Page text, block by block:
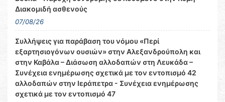
Διακομιδή ασθενούς
07/08/26
Συλλήψεις για παράβαση του νόμου «Περί
εξαρτησιογόνων ουσιών» στην Αλεξανδρούπολη και
στην Καβάλα – Διάσωση αλλοδαπών στη Λευκάδα –
Συνέχεια ενημέρωσης σχετικά με τον εντοπισμό 42
αλλοδαπών στην Ιεράπετρα - Συνέχεια ενημέρωσης
σχετικά με τον εντοπισμό 47